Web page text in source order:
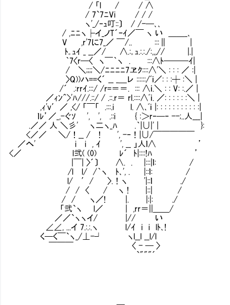
/ 「l / / ∧
/ 7`7ﾆVi / / /
ヽ'_/‐ｭ叮::〕 / /-─､､
/ ,ﾆﾆヽ├イ_ノT´ｰｲ／￣ ヽ い ＿＿_､
V ,r'7に7_／ ￣/.. :::∥ |
ﾄ｡ｭｲ _ __／/ ∧.:｡ｭ.:.:./:,,,// |.|
｀7〈r─〈 ヽ￣｀ヽ . :::∧ﾄ───ｲ|
/ ＼;;;;＼/ﾆﾆﾆﾆ7ヱｸ::::∧'＼ : : : ／ :|
〉Q))ハ==く´ __ _＿レ ::::::/ﾞｉ／: : :┼ :＼ |
/´ .:rrｲ.:::/ /r=＝＝. ::: ∧ｉ.＼ : : V: :.／ |
／ｨﾝ＾>'ﾊ///.::/ / .::.r＝ rl.::::∧ﾞｉ. ／: : : : : :＼ |
,ｨ'v′／ ,</ 「￣「 .:::.i l. ∧､ﾞｉ |: : : : : : : : : : :|
ｌﾚ’／_,-ぐｿ ', ', .::i { :＞r‐─‐ --;..人___|
.／／ 人 ＼彡' ヽ二ヽ_ﾊ .｀|∪|' | }:
<／／ ＼/！__ / ! ', -‐！|∪/￣￣￣￣￣Ⅳ
／へ' i i , ｲ ', __ 」人ｌ∧ ’
<／ l弐( (0) ﾚ´ ﾄ|::::!ﾊ ’
|￣| 〉´〕 ∧. . |:::|ｌ: /
/l l/ /｀ヽ ﾄ､', . |::ｌ: /
l/ ′/ 〉.！ヽ '|::ｌ ./
/ / 〈 / ヽ ! |::| /
/ / ヽ／! |. |:|: ./
「弐`ヽ l／ | ,rr＝||＿＿/
／／`ヽヽイ/ |// い
∠∠, ...イ 7.:.:.ヽ l/ｲ i i lﾄ､!
く─く￣`ヽ_/⊥-┘ ヽl__l __l/l
￣￣￣ 〈 - ─ 〉
`"""´